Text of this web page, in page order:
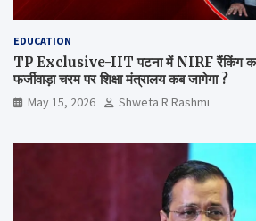
EDUCATION
TP Exclusive-IIT पटना में NIRF रैंकिंग का
फर्जीवाड़ा चरम पर शिक्षा मंत्रालय कब जागेगा ?
May 15, 2026 Shweta R Rashmi